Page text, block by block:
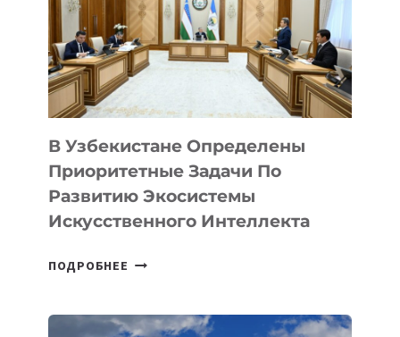
В Узбекистане Определены
Приоритетные Задачи По
Развитию Экосистемы
Искусственного Интеллекта
ПОДРОБНЕЕ
ПРИОРИТЕТНЫЕ